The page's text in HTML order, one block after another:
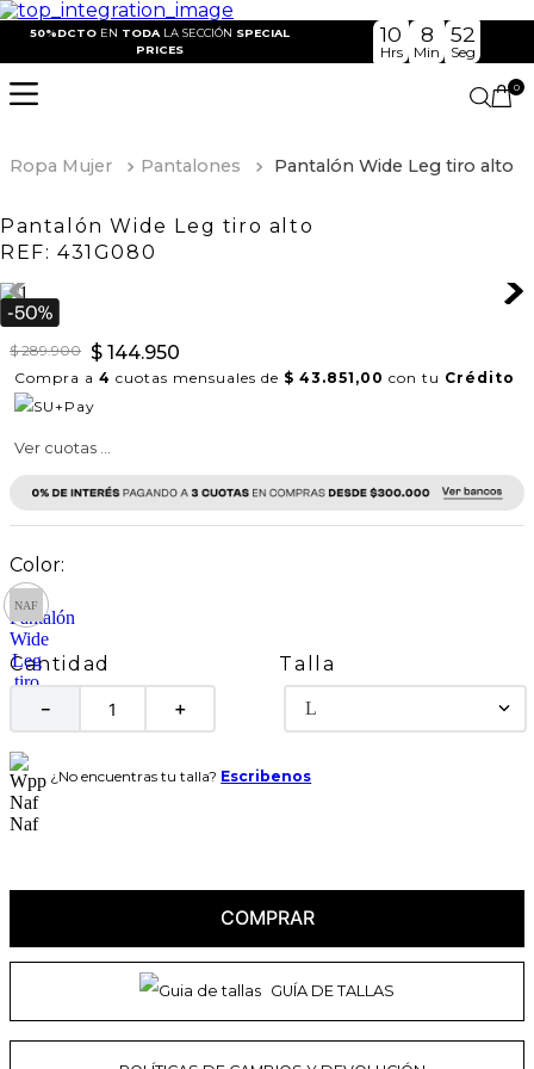
50%DCTO EN TODA LA SECCIÓN SPECIAL
PRICES
10
Hrs
8
Min
52
Seg
0
Ropa Mujer Pantalones Pantalón Wide Leg tiro alto
Pantalón Wide Leg tiro alto
REF: 431G080
$ 289.900 $ 144.950
Compra a 4 cuotas mensuales de $ 43.851,00 con tu Crédito
Ver cuotas ...
Cantidad
＋
－
Talla
L
¿No encuentras tu talla? Escribenos
COMPRAR
GUÍA DE TALLAS